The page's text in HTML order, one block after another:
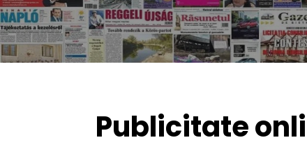
Publicitateonli